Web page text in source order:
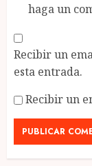
haga un
Recibir un
esta entrada.
Recibir un